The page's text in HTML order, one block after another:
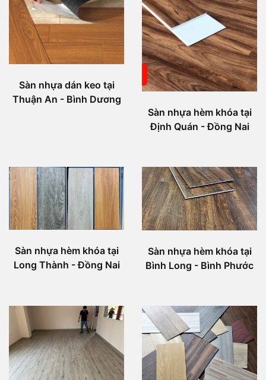
Sàn nhựa dán keo tại
Thuận An - Bình Dương
Sàn nhựa hèm khóa tại
Định Quán - Đồng Nai
Sàn nhựa hèm khóa tại
Long Thành - Đồng Nai
Sàn nhựa hèm khóa tại
Bình Long - Bình Phước